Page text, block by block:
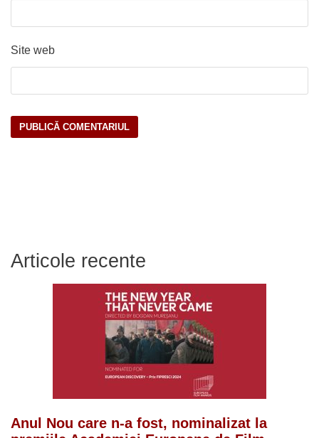
Site web
Articole recente
Anul Nou care n-a fost, nominalizat la